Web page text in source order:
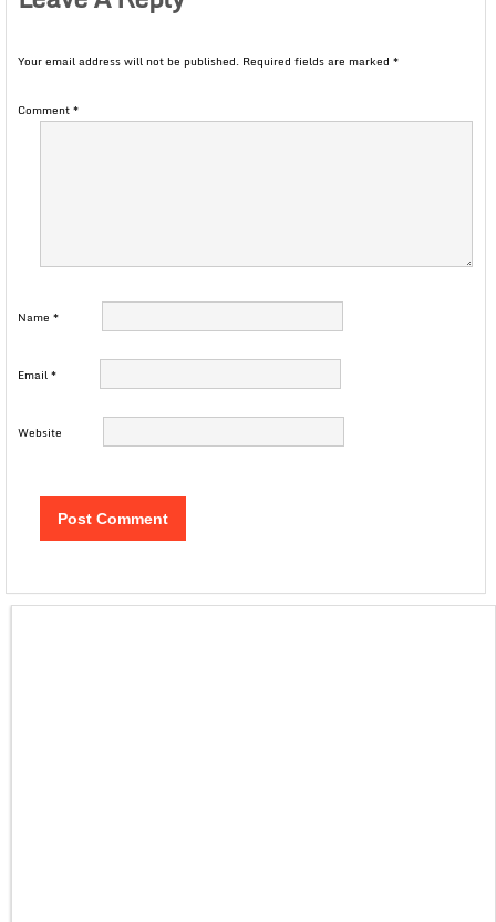
Your email address will not be published. Required fields are marked *
Comment*
Name *
Email*
Website